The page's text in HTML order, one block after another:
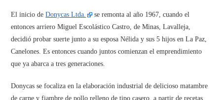
El inicio deDonycas Ltda.
se remonta al año 1967, cuando el
entonces arriero Miguel Escolástico Castro, de Minas, Lavalleja,
decidió probar suerte junto a su esposa Nélida y sus 5 hijos en La Paz,
Canelones. Es entonces cuando juntos comienzan el emprendimiento
que ya abarca a tres generaciones.
Donycas se focaliza en la elaboración industrial de delicioso matambre
de carne y fiambre de pollo relleno de tipo casero, a partir de recetas